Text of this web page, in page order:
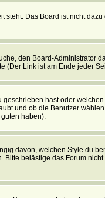
Das Board ist nicht
den Board-Administrator
(Der Link ist am Ende jeder
hast oder
und ob die Benutzer
haben).
davon, welchen Style du
belästige das Forum